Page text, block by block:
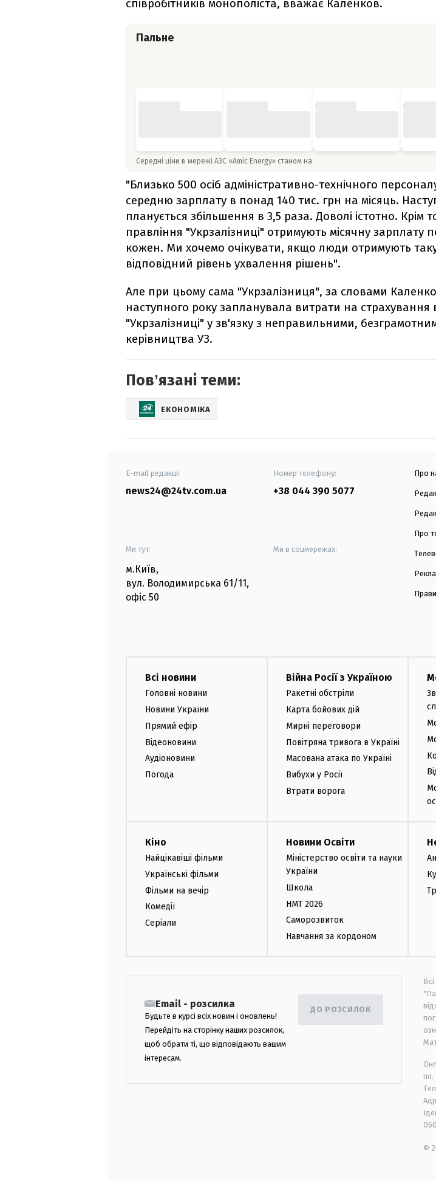
співробітників монополіста, вважає Каленков.
Пальне
Середні ціни в мережі АЗС «Amic Energy» станом на
"Близько 500 осіб адміністративно-технічного
середню зарплату в понад 140 тис. грн на місяць.
планується збільшення в 3,5 раза. Доволі істотно. Крім
правління "Укрзалізниці" отримують місячну зарплату
кожен. Ми хочемо очікувати, якщо люди отримують
відповідний рівень ухвалення рішень".
Але при цьому сама "Укрзалізниця", за словами
наступного року запланувала витрати на страхування
"Укрзалізниці" у зв'язку з неправильними,
керівництва УЗ.
Повʼязані теми:
ЕКОНОМІКА
E-mail редакції
news24@24tv.com.ua
Номер телефону:
+38 044 390 5077
Ми тут:
м.Київ,
вул. Володимирська 61/11,
офіс 50
Ми в соцмережах:
Про
Про
Всі новини
Головні новини
Новини України
Прямий ефір
Відеоновини
Аудіоновини
Погода
Війна Росії з Україною
Ракетні обстріли
Карта бойових дій
Мирні переговори
Повітряна тривога в Україні
Масована атака по Україні
Вибухи у Росії
Втрати ворога
Кіно
Найцікавіші фільми
Українські фільми
Фільми на вечір
Комедії
Серіали
Новини Освіти
Міністерство освіти та науки
України
Школа
НМТ 2026
Саморозвиток
Навчання за кордоном
Email - розсилка
Будьте в курсі всіх новин і оновлень!
Перейдіть на сторінку наших розсилок,
щоб обрати ті, що відповідають вашим
інтересам.
ДО РОЗСИЛОК
пл.
©